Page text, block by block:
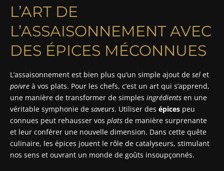
L’ART DE
L’ASSAISONNEMENT AVEC
DES ÉPICES MÉCONNUES
L’assaisonnement est bien plus qu’un simple ajout de sel et
poivre à vos plats. Pour les chefs, c’est un art qui s’apprend,
une manière de transformer de simples ingrédients en une
véritable symphonie de saveurs. Utiliser des épices peu
connues peut rehausser vos plats de manière surprenante
et leur conférer une nouvelle dimension. Dans cette quête
culinaire, les épices jouent le rôle de catalyseurs, stimulant
nos sens et ouvrant un monde de goûts insoupçonnés.